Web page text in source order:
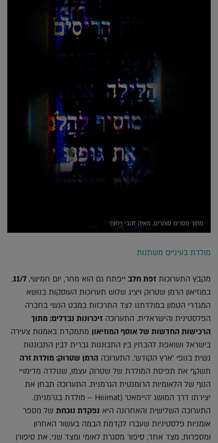
מתוך מסרים סותרים, מאיה זהבי (יחצ)
מולדת בעיניים משתנות
מקבץ התערוכות זפת חלב ייפתח גם הוא מחר, יום חמישי,11/7
,
במוזיאון הרמן שטרוק ויציג שלוש תערוכות העוסקות בנושא
המגדרי הטמון במולדתנו לצד התרכזות במבט הנשי בחברה
הפלסטינית והישראלית. התערוכה זיכרונות נבדלים: מתוך
הרכישות החדשות של אוסף המוזיאון מתמקדת באמנות צעירה
בישראל ושואפת להבחין בין התבוננות גברית לבין התבוננות
נשית בנופי 'ארץ הקודש'. התערוכה הרמן שטרוק: מולדת זרה
תשקף את תפיסת המולדת של שטרוק עצמו, שנולדה מדימויי
הנוף של הלאומיות הרומנטית הגרמנית. התערוכה תבחן את
יצירתו דרך המושג 'היימאט' (Heimat – מולדת בגרמנית).
התערוכה השלישית והאחרונה היא נפקדת נוכחת של מספר
אומניות פלסטיניות שעברו לקדמת הבמה בעשור האחרון
ומספרות, מצד אחד, סיפור מסגרת לאומי ומצד שני, את סיפורן